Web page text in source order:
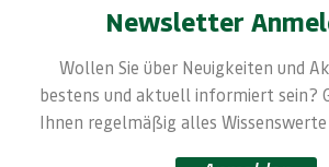
Newsletter
Wollen Sie über Neuigkeiten und
bestens und aktuell informiert sein?
Ihnen regelmäßig alles